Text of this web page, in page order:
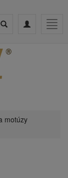
Toggle
Toggle
motúzy